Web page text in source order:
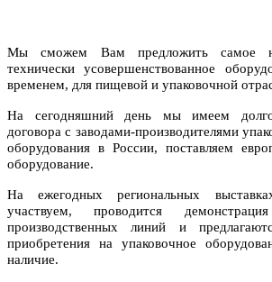
Мы сможем Вам предложитьсамое
технически усовершенствованное
временем, для пищевой и упаковочной
На сегодняшний день мы имеем
договора с заводами-производителями
оборудования в России, поставляем
оборудование.
На ежегодных региональных
участвуем, проводится
производственных линий и
приобретения на упаковочное
наличие.